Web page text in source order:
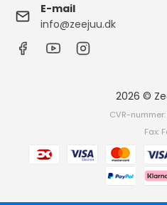
E-mail
info@zeejuu.dk
2026 ©
CVR-
Fax: